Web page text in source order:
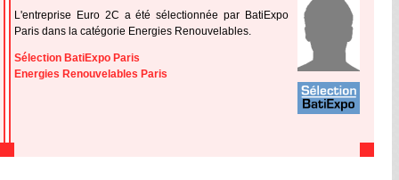
L'entreprise Euro 2C a été sélectionnée par BatiExpo
Paris dans la catégorie Energies Renouvelables.
Sélection BatiExpo Paris
Energies Renouvelables Paris